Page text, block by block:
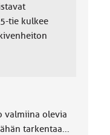
tie kulkee
valmiina olevia
tarkentaa...